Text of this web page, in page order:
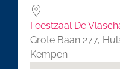
Feestzaal De
Grote Baan 277,
Kempen